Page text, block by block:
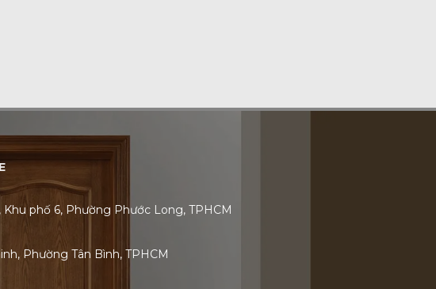
phố 6, Phường Phước Long, TPHCM
Phường Tân Bình, TPHCM